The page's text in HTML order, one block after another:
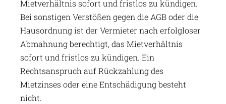
Mietverhältnis sofort und fristlos zu kündigen.
Bei sonstigen Verstößen gegen die AGB oder die
Hausordnung ist der Vermieter nach erfolgloser
Abmahnung berechtigt, das Mietverhältnis
sofort und fristlos zu kündigen. Ein
Rechtsanspruch auf Rückzahlung des
Mietzinses oder eine Entschädigung besteht
nicht.